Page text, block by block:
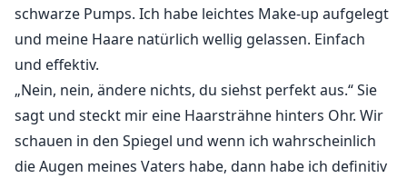
schwarze Pumps. Ich habe leichtes Make-up aufgelegt
und meine Haare natürlich wellig gelassen. Einfach
und effektiv.
„Nein, nein, ändere nichts, du siehst perfekt aus.“ Sie
sagt und steckt mir eine Haarsträhne hinters Ohr. Wir
schauen in den Spiegel und wenn ich wahrscheinlich
die Augen meines Vaters habe, dann habe ich definitiv